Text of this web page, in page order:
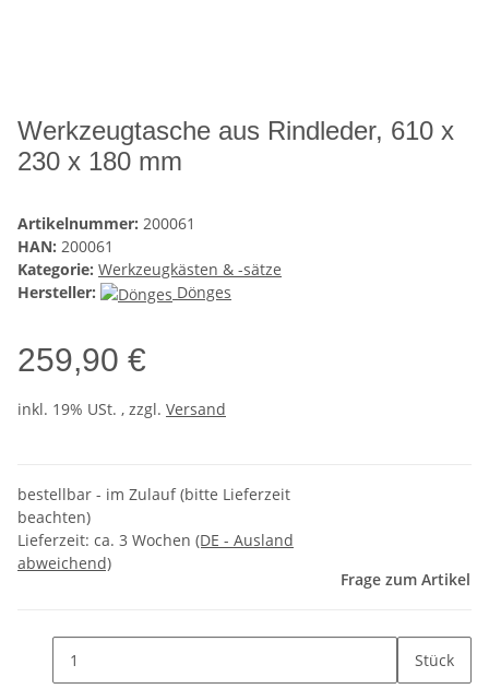
Werkzeugtasche aus Rindleder, 610 x
230 x 180 mm
Artikelnummer: 200061
HAN: 200061
Kategorie: Werkzeugkästen & -sätze
Hersteller:
Dönges
259,90 €
inkl. 19% USt. , zzgl. Versand
bestellbar - im Zulauf (bitte Lieferzeit
beachten)
Lieferzeit: ca. 3 Wochen (DE - Ausland
abweichend)
Frage zum Artikel
Stück